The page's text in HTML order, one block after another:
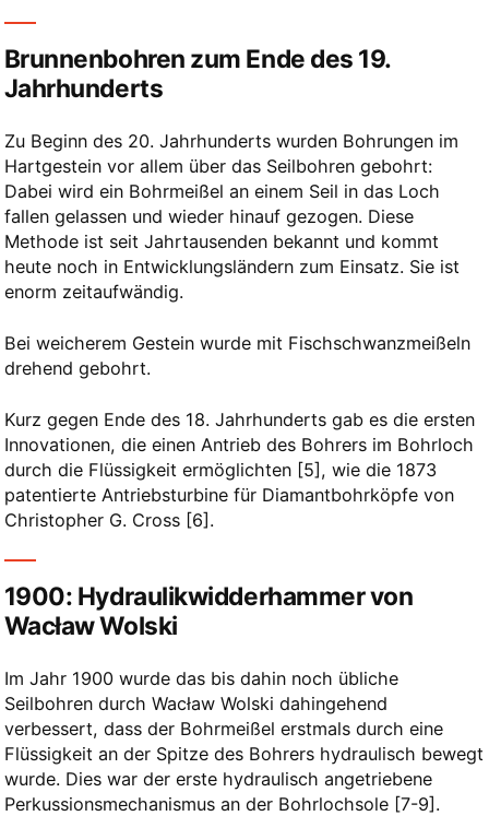
Brunnenbohren zum Ende des 19.
Jahrhunderts
Zu Beginn des 20. Jahrhunderts wurden Bohrungen im
Hartgestein vor allem über das Seilbohren gebohrt:
Dabei wird ein Bohrmeißel an einem Seil in das Loch
fallen gelassen und wieder hinauf gezogen. Diese
Methode ist seit Jahrtausenden bekannt und kommt
heute noch in Entwicklungsländern zum Einsatz. Sie ist
enorm zeitaufwändig.
Bei weicherem Gestein wurde mit Fischschwanzmeißeln
drehend gebohrt.
Kurz gegen Ende des 18. Jahrhunderts gab es die ersten
Innovationen, die einen Antrieb des Bohrers im Bohrloch
durch die Flüssigkeit ermöglichten ​[5]​, wie die 1873
patentierte Antriebsturbine für Diamantbohrköpfe von
Christopher G. Cross ​[6]​.
1900: Hydraulikwidderhammer von
Wacław Wolski
Im Jahr 1900 wurde das bis dahin noch übliche
Seilbohren durch Wacław Wolski dahingehend
verbessert, dass der Bohrmeißel erstmals durch eine
Flüssigkeit an der Spitze des Bohrers hydraulisch bewegt
wurde. Dies war der erste hydraulisch angetriebene
Perkussionsmechanismus an der Bohrlochsole ​[7-9]​.